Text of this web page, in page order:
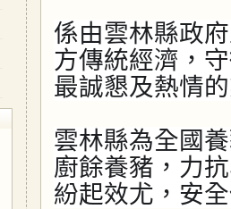
係由雲林縣政
方傳統經濟，
最誠懇及熱情
雲林縣為全國
廚餘養豬，力
紛起效尤，安